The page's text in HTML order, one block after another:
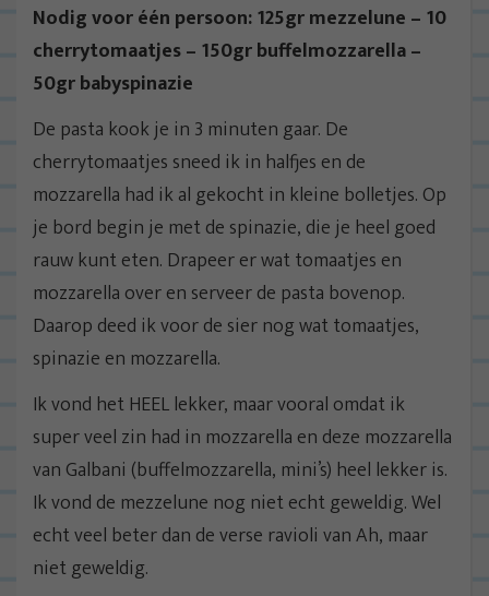
Nodig voor één persoon: 125gr mezzelune – 10
cherrytomaatjes – 150gr buffelmozzarella –
50gr babyspinazie
De pasta kook je in 3 minuten gaar. De
cherrytomaatjes sneed ik in halfjes en de
mozzarella had ik al gekocht in kleine bolletjes. Op
je bord begin je met de spinazie, die je heel goed
rauw kunt eten. Drapeer er wat tomaatjes en
mozzarella over en serveer de pasta bovenop.
Daarop deed ik voor de sier nog wat tomaatjes,
spinazie en mozzarella.
Ik vond het HEEL lekker, maar vooral omdat ik
super veel zin had in mozzarella en deze mozzarella
van Galbani (buffelmozzarella, mini’s) heel lekker is.
Ik vond de mezzelune nog niet echt geweldig. Wel
echt veel beter dan de verse ravioli van Ah, maar
niet geweldig.